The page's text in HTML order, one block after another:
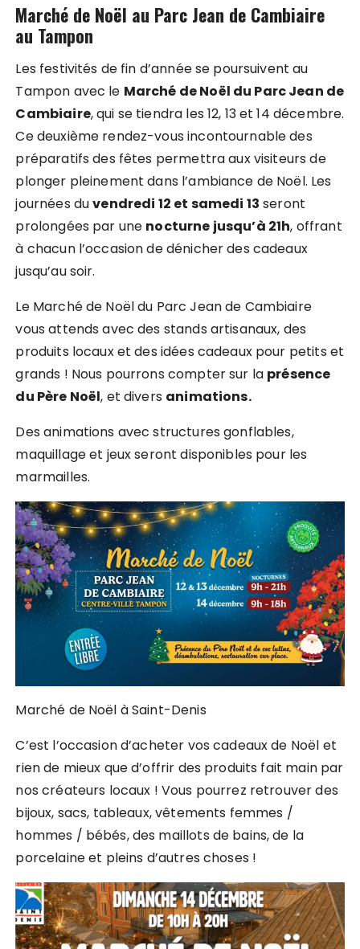
Marché de Noël au Parc Jean de Cambiaire
au Tampon
Les festivités de fin d’année se poursuivent au
Tampon avec le Marché de Noël du Parc Jean de
Cambiaire, qui se tiendra les 12, 13 et 14 décembre.
Ce deuxième rendez-vous incontournable des
préparatifs des fêtes permettra aux visiteurs de
plonger pleinement dans l’ambiance de Noël. Les
journées duvendredi 12 et samedi 13 seront
prolongées par une nocturne jusqu’à 21h, offrant
à chacun l’occasion de dénicher des cadeaux
jusqu’au soir.
Le Marché de Noël du Parc Jean de Cambiaire
vous attends avec des stands artisanaux, des
produits locaux et des idées cadeaux pour petits et
grands ! Nous pourrons compter sur la présence
du Père Noël, et divers animations.
Des animations avec structures gonflables,
maquillage et jeux seront disponibles pour les
marmailles.
Marché de Noël à Saint-Denis
C’est l’occasion d’acheter vos cadeaux de Noël et
rien de mieux que d’offrir des produits fait main par
nos créateurs locaux ! Vous pourrez retrouver des
bijoux, sacs, tableaux, vêtements femmes /
hommes / bébés, des maillots de bains, de la
porcelaine et pleins d’autres choses !